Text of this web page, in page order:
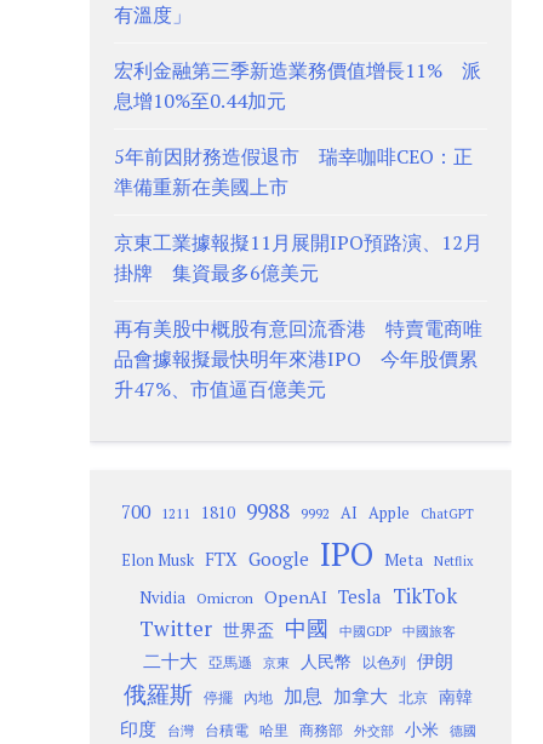
有溫度」
宏利金融第三季新造業務價值增長11% 派
息增10%至0.44加元
5年前因財務造假退市 瑞幸咖啡CEO：正
準備重新在美國上市
京東工業據報擬11月展開IPO預路演、12月
掛牌 集資最多6億美元
再有美股中概股有意回流香港 特賣電商唯
品會據報擬最快明年來港IPO 今年股價累
升47%、市值逼百億美元
700 1211 1810 9988 9992 AI Apple ChatGPT
Elon Musk FTX Google IPO Meta Netflix
Nvidia Omicron OpenAI Tesla TikTok
Twitter 世界盃 中國 中國GDP 中國旅客
二十大 亞馬遜 京東 人民幣 以色列 伊朗
俄羅斯 停擺 內地 加息 加拿大 北京
南韓
印度
台灣 台積電 哈里 商務部 外交部 小米 德國